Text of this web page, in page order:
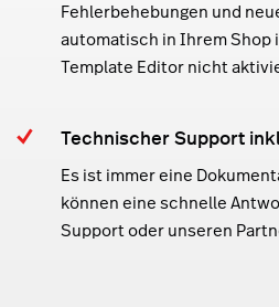
Fehlerbehebungen und
automatisch in Ihrem
Template Editor nicht
Technischer Support
Es ist immer eine
können eine schnelle
Support oder unseren